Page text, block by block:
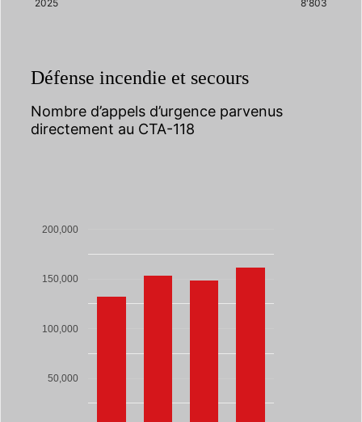
Défense incendie et secours
Nombre d’appels d’urgence parvenus
directement au CTA-118
50,000
100,000
150,000
200,000
2025 8'803